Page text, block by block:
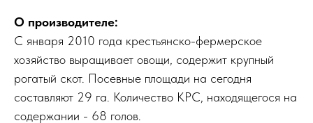
О производителе:
С января 2010 года крестьянско-фермерское
хозяйство выращивает овощи, содержит крупный
рогатый скот. Посевные площади на сегодня
составляют 29 га. Количество КРС, находящегося на
содержании - 68 голов.